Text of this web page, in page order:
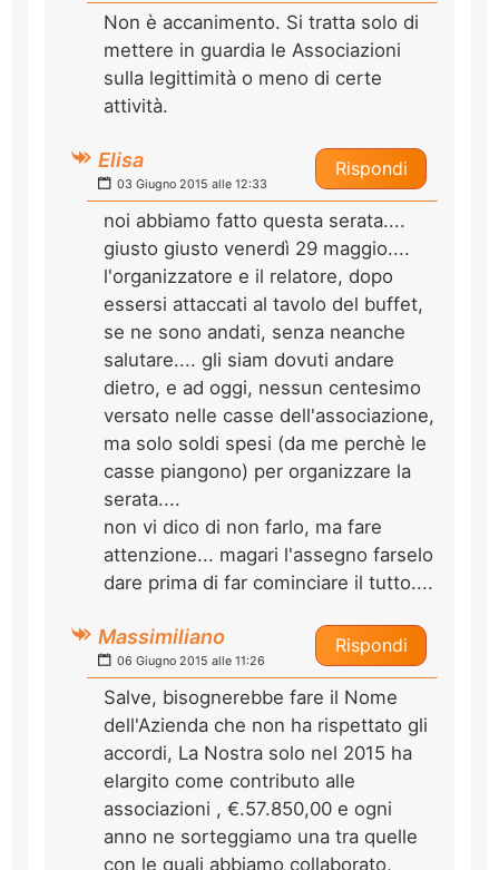
Non è accanimento. Si tratta solo di
mettere in guardia le Associazioni
sulla legittimità o meno di certe
attività.
Rispondi
Elisa
03 Giugno 2015 alle 12:33
noi abbiamo fatto questa serata....
giusto giusto venerdì 29 maggio....
l'organizzatore e il relatore, dopo
essersi attaccati al tavolo del buffet,
se ne sono andati, senza neanche
salutare.... gli siam dovuti andare
dietro, e ad oggi, nessun centesimo
versato nelle casse dell'associazione,
ma solo soldi spesi (da me perchè le
casse piangono) per organizzare la
serata....
non vi dico di non farlo, ma fare
attenzione... magari l'assegno farselo
dare prima di far cominciare il tutto....
Rispondi
Massimiliano
06 Giugno 2015 alle 11:26
Salve, bisognerebbe fare il Nome
dell'Azienda che non ha rispettato gli
accordi, La Nostra solo nel 2015 ha
elargito come contributo alle
associazioni , €.57.850,00 e ogni
anno ne sorteggiamo una tra quelle
con le quali abbiamo collaborato,